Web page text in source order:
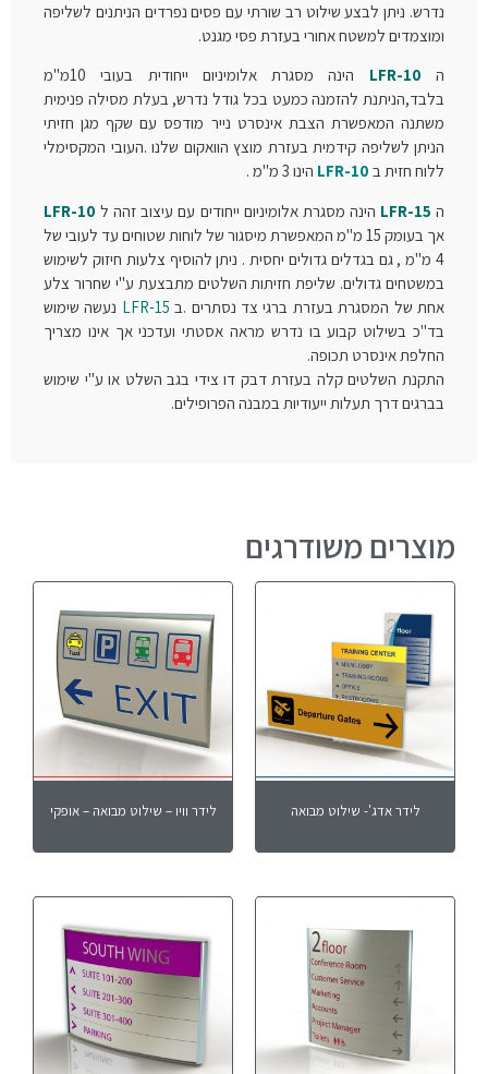
נדרש. ניתן לבצע שילוט רב שורתי עם פסים נפרדים הניתנים לשליפה
ומוצמדים למשטח אחורי בעזרת פסי מגנט.
ה
LFR-10
הינה מסגרת אלומיניום ייחודית בעובי 10מ"מ
בלבד,הניתנת להזמנה כמעט בכל גודל נדרש, בעלת מסילה פנימית
משתנה המאפשרת הצבת אינסרט נייר מודפס עם שקף מגן חזיתי
הניתן לשליפה קידמית בעזרת מוצץ הוואקום שלנו .העובי המקסימלי
ללוח חזית ב LFR-10 הינו 3 מ"מ .
ה LFR-15 הינה מסגרת אלומיניום ייחודים עם עיצוב זהה ל LFR-10
אך בעומק 15 מ"מ המאפשרת מיסגור של לוחות שטוחים עד לעובי של
4 מ"מ , גם בגדלים גדולים יחסית . ניתן להוסיף צלעות חיזוק לשימוש
במשטחים גדולים. שליפת חזיתות השלטים מתבצעת ע"י שחרור צלע
אחת של המסגרת בעזרת ברגי צד נסתרים .ב LFR-15 נעשה שימוש
בד"כ בשילוט קבוע בו נדרש מראה אסטתי ועדכני אך אינו מצריך
החלפת אינסרט תכופה.
התקנת השלטים קלה בעזרת דבק דו צידי בגב השלט או ע"י שימוש
בברגים דרך תעלות ייעודיות במבנה הפרופילים.
מוצרים משודרגים
לידר אדג'- שילוט מבואה לידר וויו – שילוט מבואה – אופקי